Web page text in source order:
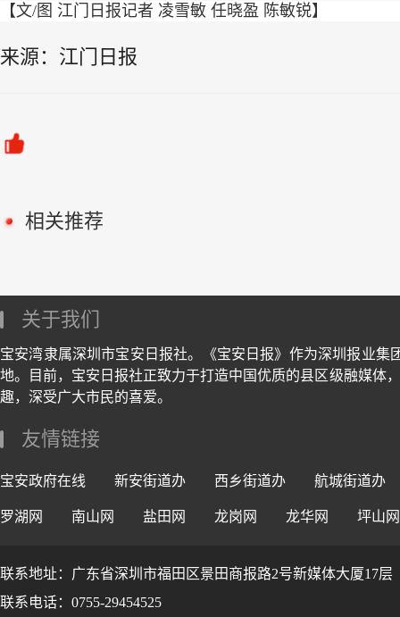
【文/图 江门日报记者 凌雪敏 任晓盈 陈敏锐】
来源：江门日报
相关推荐
关于我们
宝安湾隶属深圳市宝安日报社。《宝安日报》作为深圳报业
地。目前，宝安日报社正致力于打造中国优质的县区级融媒体
趣，深受广大市民的喜爱。
友情链接
宝安政府在线 新安街道办 西乡街道办 航城街道办
罗湖网 南山网 盐田网 龙岗网 龙华网 坪山网
联系地址：广东省深圳市福田区景田商报路2号新媒体大厦17层
联系电话：0755-29454525